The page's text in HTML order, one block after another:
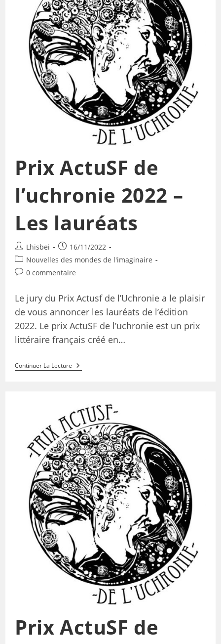
Prix ActuSF de
l’uchronie 2022 –
Les lauréats
Lhisbei
16/11/2022
Nouvelles des mondes de l'imaginaire
0 commentaire
Le jury du Prix Actusf de l’Uchronie a le plaisir
de vous annoncer les lauréats de l’édition
2022. Le prix ActuSF de l’uchronie est un prix
littéraire français créé en…
Continuer La Lecture
Prix ActuSF de